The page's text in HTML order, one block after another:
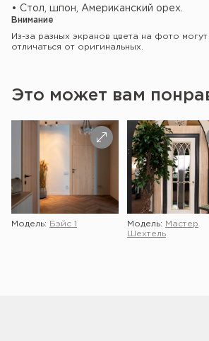
• Стол, шпон, Американский орех.
Внимание
Из-за разных экранов цвета на фото
отличаться от оригинальных.
Это может вам
Модель: Бэйс 1 Модель:
Мастер
Шехтель